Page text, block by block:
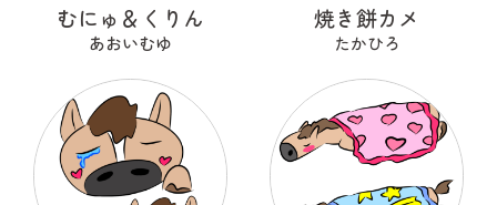
むにゅ＆くりん
あおいむゆ
焼き餅カメ
たかひろ